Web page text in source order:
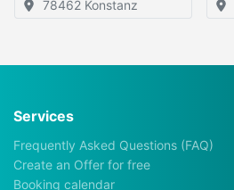
78462 Konstanz
Services
Frequently Asked Questions (FAQ)
Create an Offer for free
Booking calendar